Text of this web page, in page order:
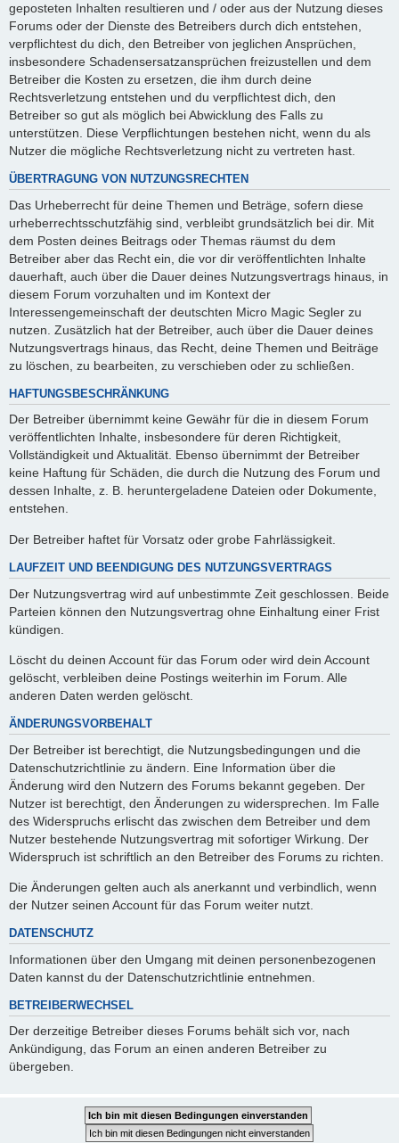
geposteten Inhalten resultieren und / oder aus der Nutzung dieses
Forums oder der Dienste des Betreibers durch dich entstehen,
verpflichtest du dich, den Betreiber von jeglichen Ansprüchen,
insbesondere Schadensersatzansprüchen freizustellen und dem
Betreiber die Kosten zu ersetzen, die ihm durch deine
Rechtsverletzung entstehen und du verpflichtest dich, den
Betreiber so gut als möglich bei Abwicklung des Falls zu
unterstützen. Diese Verpflichtungen bestehen nicht, wenn du als
Nutzer die mögliche Rechtsverletzung nicht zu vertreten hast.
ÜBERTRAGUNG VON NUTZUNGSRECHTEN
Das Urheberrecht für deine Themen und Beträge, sofern diese
urheberrechtsschutzfähig sind, verbleibt grundsätzlich bei dir. Mit
dem Posten deines Beitrags oder Themas räumst du dem
Betreiber aber das Recht ein, die vor dir veröffentlichten Inhalte
dauerhaft, auch über die Dauer deines Nutzungsvertrags hinaus, in
diesem Forum vorzuhalten und im Kontext der
Interessengemeinschaft der deutschten Micro Magic Segler zu
nutzen. Zusätzlich hat der Betreiber, auch über die Dauer deines
Nutzungsvertrags hinaus, das Recht, deine Themen und Beiträge
zu löschen, zu bearbeiten, zu verschieben oder zu schließen.
HAFTUNGSBESCHRÄNKUNG
Der Betreiber übernimmt keine Gewähr für die in diesem Forum
veröffentlichten Inhalte, insbesondere für deren Richtigkeit,
Vollständigkeit und Aktualität. Ebenso übernimmt der Betreiber
keine Haftung für Schäden, die durch die Nutzung des Forum und
dessen Inhalte, z. B. heruntergeladene Dateien oder Dokumente,
entstehen.
Der Betreiber haftet für Vorsatz oder grobe Fahrlässigkeit.
LAUFZEIT UND BEENDIGUNG DES NUTZUNGSVERTRAGS
Der Nutzungsvertrag wird auf unbestimmte Zeit geschlossen. Beide
Parteien können den Nutzungsvertrag ohne Einhaltung einer Frist
kündigen.
Löscht du deinen Account für das Forum oder wird dein Account
gelöscht, verbleiben deine Postings weiterhin im Forum. Alle
anderen Daten werden gelöscht.
ÄNDERUNGSVORBEHALT
Der Betreiber ist berechtigt, die Nutzungsbedingungen und die
Datenschutzrichtlinie zu ändern. Eine Information über die
Änderung wird den Nutzern des Forums bekannt gegeben. Der
Nutzer ist berechtigt, den Änderungen zu widersprechen. Im Falle
des Widerspruchs erlischt das zwischen dem Betreiber und dem
Nutzer bestehende Nutzungsvertrag mit sofortiger Wirkung. Der
Widerspruch ist schriftlich an den Betreiber des Forums zu richten.
Die Änderungen gelten auch als anerkannt und verbindlich, wenn
der Nutzer seinen Account für das Forum weiter nutzt.
DATENSCHUTZ
Informationen über den Umgang mit deinen personenbezogenen
Daten kannst du der Datenschutzrichtlinie entnehmen.
BETREIBERWECHSEL
Der derzeitige Betreiber dieses Forums behält sich vor, nach
Ankündigung, das Forum an einen anderen Betreiber zu
übergeben.